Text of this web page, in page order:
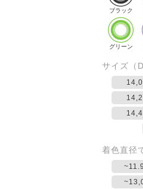
ブラック
グリーン
サイズ（
着色直径